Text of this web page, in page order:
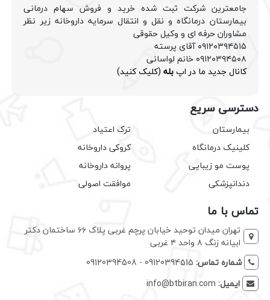
جامعترین شرکت ثبت شده خرید و فروش سهام درمانی
بیمارستان درمانگاه و نقل و انتقال سرمایه داروخانه زیر نظر
مشاوران حرفه ای و وکیل حقوقی
۰۹۱۲۰۳۹۴۵۱۵ آقای پرسته
۰۹۱۲۰۳۹۴۵۰۸ خانم لواسانی
کانال جدید ما در اپبله (کلیک کنید)
دسترسی سریع
بیمارستان
کلینیک درمانگاه
پوست مو زیبایی
دندانپزشکی
ترک اعتیاد
کروکی داروخانه
پروانه داروخانه
موافقت اصولی
تماس با ما
تهران میدان توحید خیابان پرچم غربی پلاک ۶۶ ساختمان دکتر
ابیانه زنگ ۸ واحد ۴ غربی
شماره تماس: 09120394515 - 09120394508
ایمیل: info@btbiran.com